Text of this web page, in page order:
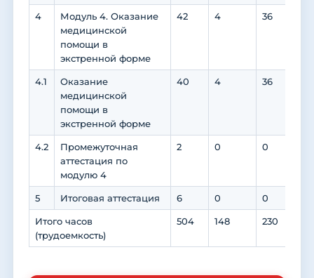
4
Модуль 4. Оказание
медицинской
помощи в
экстренной форме
42 4 36
4.1
Оказание
медицинской
помощи в
экстренной форме
40 4 36
4.2
Промежуточная
аттестация по
модулю 4
2 0 0
5 Итоговая аттестация 6 0 0
Итого часов
(трудоемкость)
504 148 230